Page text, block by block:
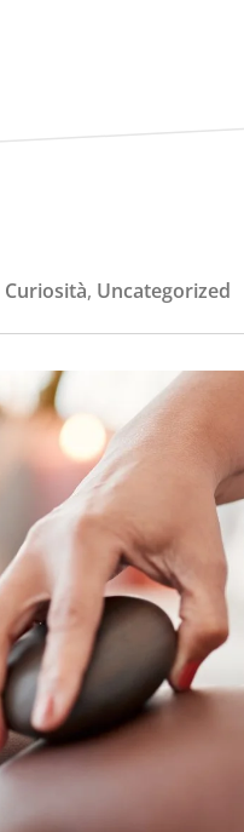
Curiosità, Uncategorized